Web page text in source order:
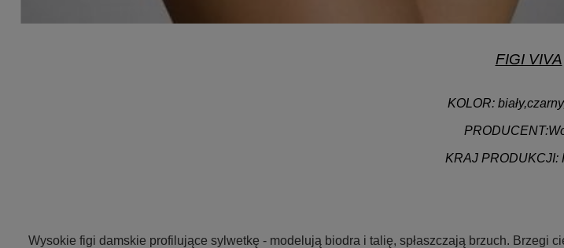
FIGI VIVA
KOLOR:
PRODUCENT:
KRAJ PRODUKCJI:
Wysokie figi damskie profilujące sylwetkę - modelują biodra i talię, spłaszczają brzuch. Brzegi